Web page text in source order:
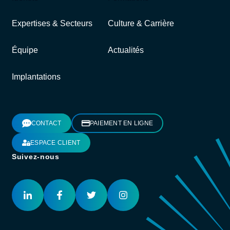
Expertises & Secteurs Culture & Carrière
Équipe Actualités
Implantations
CONTACT PAIEMENT EN LIGNE
ESPACE CLIENT
Suivez-nous